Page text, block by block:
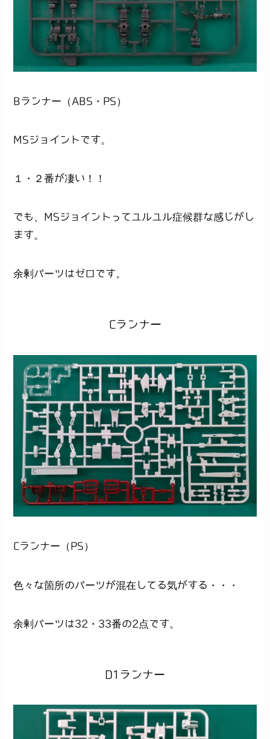
Bランナー（ABS・PS）
MSジョイントです。
１・２番が凄い！！
でも、MSジョイントってユルユル症候群な感じがし
ます。
余剰パーツはゼロです。
Cランナー
Cランナー（PS）
色々な箇所のパーツが混在してる気がする・・・
余剰パーツは32・33番の2点です。
D1ランナー